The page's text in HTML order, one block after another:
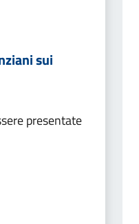
sui
presentate